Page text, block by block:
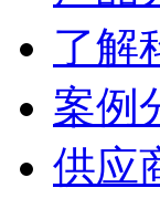
了解
案例
供应